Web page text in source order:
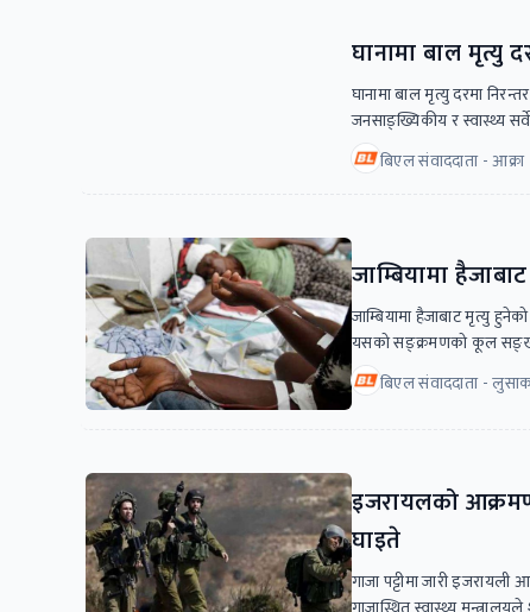
घानामा बाल मृत्यु
घानामा बाल मृत्यु दरमा
जनसाङ्ख्यिकीय र स्वास्थ्य
बिएल संवाददाता - आक्रा
जाम्बियामा
जाम्बियामा हैजाबाट मृत्यु
यसको सङ्क्रमणको कूल
बिएल संवाददाता -
इजरायलको
घाइते
गाजा पट्टीमा जारी